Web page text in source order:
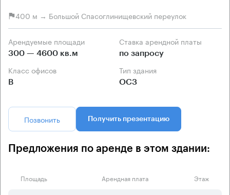
400 м → Большой Спасоглинищевский переулок
Арендуемые площади
300 — 4600 кв.м
Ставка арендной платы
по запросу
Класс офисов
B
Тип здания
ОСЗ
Позвонить Получить презентацию
Предложения по аренде в этом здании:
Площадь Арендная плата Этаж